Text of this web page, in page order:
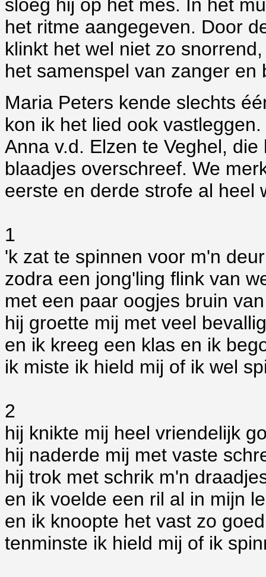
sloeg hij op het mes. In het
het ritme aangegeven. Door
klinkt het wel niet zo
het samenspel van zanger en
Maria Peters kende slechts
kon ik het lied ook
Anna v.d. Elzen te Veghel,
blaadjes overschreef. We
eerste en derde strofe al heel
1
'k zat te spinnen voor m'n deur
zodra een jong'ling flink van
met een paar oogjes bruin
hij groette mij met veel
en ik kreeg een klas en ik
ik miste ik hield mij of ik wel
2
hij knikte mij heel vriendelijk
hij naderde mij met vaste
hij trok met schrik m'n
en ik voelde een ril al in mijn
en ik knoopte het vast zo
tenminste ik hield mij of ik